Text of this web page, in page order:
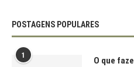
POSTAGENS POPULARES
1
O que